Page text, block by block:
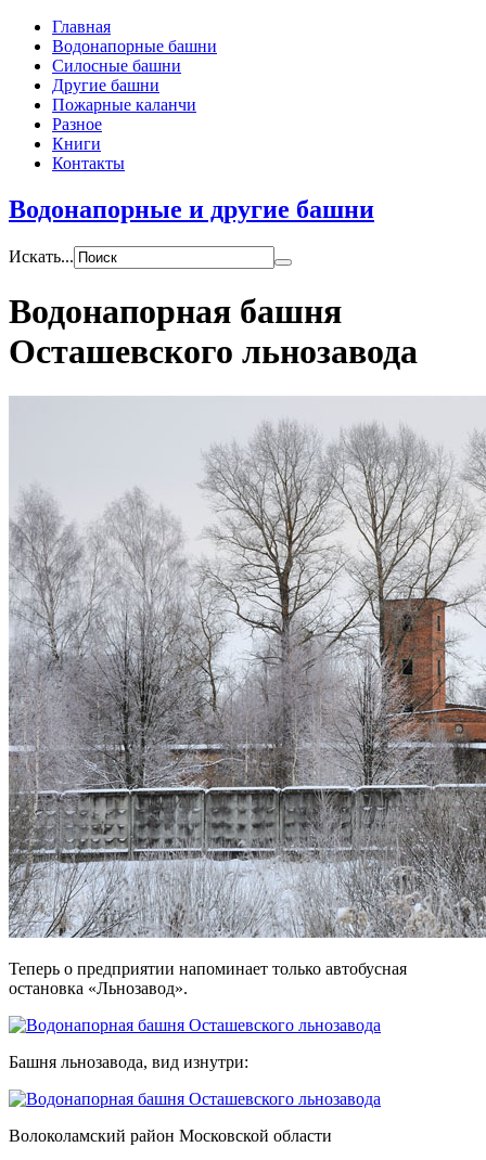
Главная
Водонапорные башни
Силосные башни
Другие башни
Пожарные каланчи
Разное
Книги
Контакты
Водонапорные и другие башни
Искать...
Водонапорная башня
Осташевского льнозавода
Теперь о предприятии напоминает только автобусная
остановка «Льнозавод».
Башня льнозавода, вид изнутри:
Волоколамский район Московской области